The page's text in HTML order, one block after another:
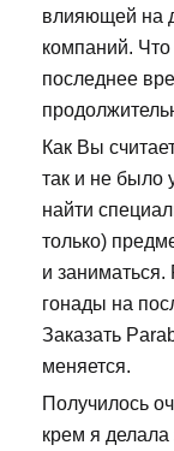
влияющей на
компаний. Что
последнее
Как Вы
так и не было
найти
только)
и
гонады на
Заказать
меняется.
Получилось
крем я